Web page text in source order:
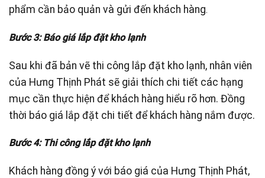
phẩm cần bảo quản và gửi đến khách hàng.
Bước 3: Báo giá lắp đặt kho lạnh
Sau khi đã bản vẽ thi công lắp đặt kho lạnh, nhân viên
của Hưng Thịnh Phát sẽ giải thích chi tiết các hạng
mục cần thực hiện để khách hàng hiểu rõ hơn. Đồng
thời báo giá lắp đặt chi tiết để khách hàng nắm được.
Bước 4: Thi công lắp đặt kho lạnh
Khách hàng đồng ý với báo giá của Hưng Thịnh Phát,